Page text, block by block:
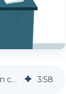
Divorcio de mutuo acuerdo en Cataluña: guía práctica para un divorcio express y sin conflictos 3:58